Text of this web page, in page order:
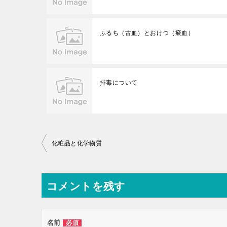
ふるち（古血）とおけつ（瘀血）
排毒について
投
ナ
ビ
ー
化粧品と化学物質
コメントを残す
名前 必須